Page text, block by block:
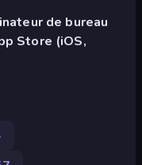
de bureau
Store (iOS,